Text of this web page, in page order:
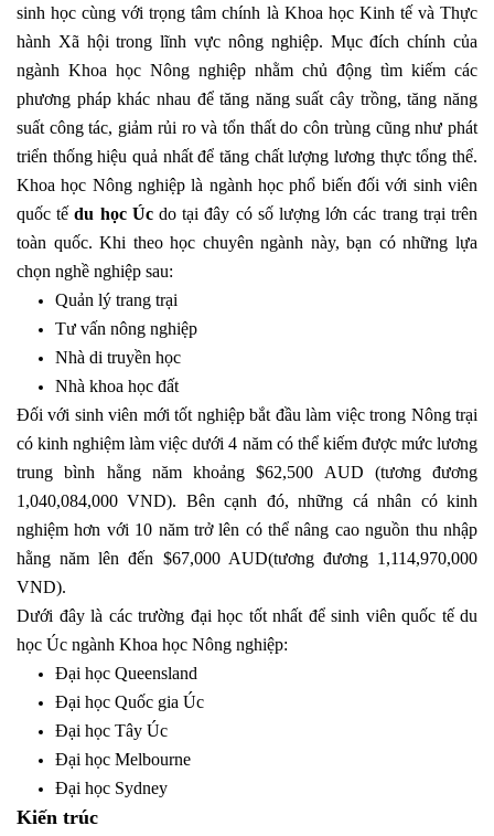
sinh học cùng với trọng tâm chính là Khoa học Kinh tế và Thực
hành Xã hội trong lĩnh vực nông nghiệp. Mục đích chính của
ngành Khoa học Nông nghiệp nhằm chủ động tìm kiếm các
phương pháp khác nhau để tăng năng suất cây trồng, tăng năng
suất công tác, giảm rủi ro và tổn thất do côn trùng cũng như phát
triển thống hiệu quả nhất để tăng chất lượng lương thực tổng thể.
Khoa học Nông nghiệp là ngành học phổ biến đối với sinh viên
quốc tếdu học Úcdo tại đây có số lượng lớn các trang trại trên
toàn quốc. Khi theo học chuyên ngành này, bạn có những lựa
chọn nghề nghiệp sau:
Quản lý trang trại
Tư vấn nông nghiệp
Nhà di truyền học
Nhà khoa học đất
Đối với sinh viên mới tốt nghiệp bắt đầu làm việc trong Nông trại
có kinh nghiệm làm việc dưới 4 năm có thể kiếm được mức lương
trung bình hằng năm khoảng $62,500 AUD (tương đương
1,040,084,000 VND). Bên cạnh đó, những cá nhân có kinh
nghiệm hơn với 10 năm trở lên có thể nâng cao nguồn thu nhập
hằng năm lên đến $67,000 AUD(tương đương 1,114,970,000
VND).
Dưới đây là các trường đại học tốt nhất để sinh viên quốc tế du
học Úc ngành Khoa học Nông nghiệp:
Đại học Queensland
Đại học Quốc gia Úc
Đại học Tây Úc
Đại học Melbourne
Đại học Sydney
Kiến trúc